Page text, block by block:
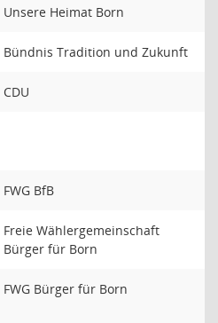
Unsere Heimat Born
Bündnis Tradition und Zukunft
CDU
FWG BfB
Freie Wählergemeinschaft
Bürger für Born
FWG Bürger für Born